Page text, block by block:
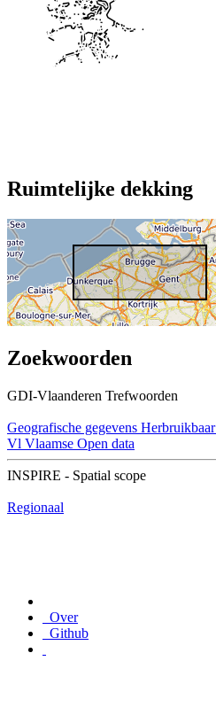
Ruimtelijke dekking
Zoekwoorden
GDI-Vlaanderen Trefwoorden
Geografische gegevens Herbruikbaar
Vl Vlaamse Open data
INSPIRE - Spatial scope
Regionaal
Over
Github